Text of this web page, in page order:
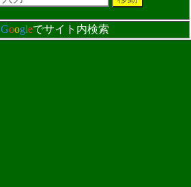
Googleでサイト内検索